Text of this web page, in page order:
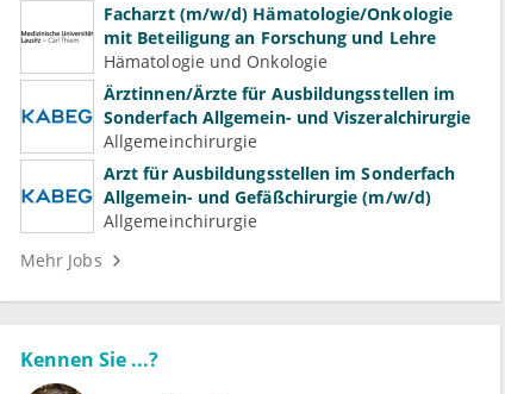
Facharzt (m/w/d) Hämatologie/Onkologie
mit Beteiligung an Forschung und Lehre
Hämatologie und Onkologie
Ärztinnen/Ärzte für Ausbildungsstellen im
Sonderfach Allgemein- und Viszeralchirurgie
Allgemeinchirurgie
Arzt für Ausbildungsstellen im Sonderfach
Allgemein- und Gefäßchirurgie (m/w/d)
Allgemeinchirurgie
Mehr Jobs
Kennen Sie ...?